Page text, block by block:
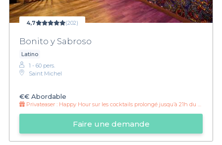
4,7 (202)
Bonito y Sabroso
Latino
1 - 60 pers.
Saint Michel
€€ Abordable
Privateaser : Happy Hour sur les cocktails prolongé jusqu’à 21h du dimanche au Jeudi.
Faire une demande